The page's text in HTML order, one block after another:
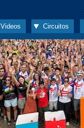
Videos Circuitos